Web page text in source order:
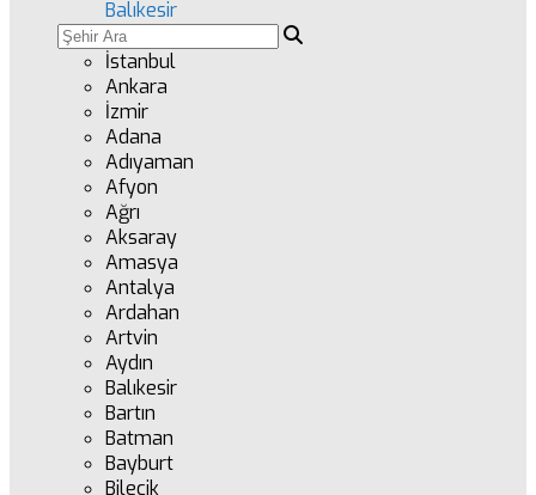
Balıkesir
İstanbul
Ankara
İzmir
Adana
Adıyaman
Afyon
Ağrı
Aksaray
Amasya
Antalya
Ardahan
Artvin
Aydın
Balıkesir
Bartın
Batman
Bayburt
Bilecik